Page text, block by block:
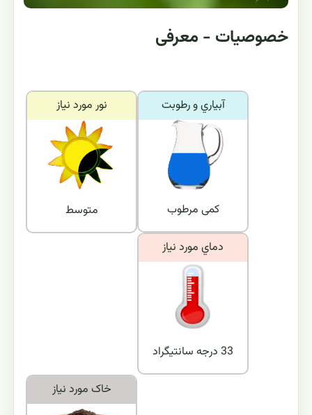
خصوصیات - معرفی
نور مورد نياز
متوسط
آبياري و رطوبت
کمی مرطوب
دماي مورد نياز
33 درجه سانتیگراد
خاک مورد نياز